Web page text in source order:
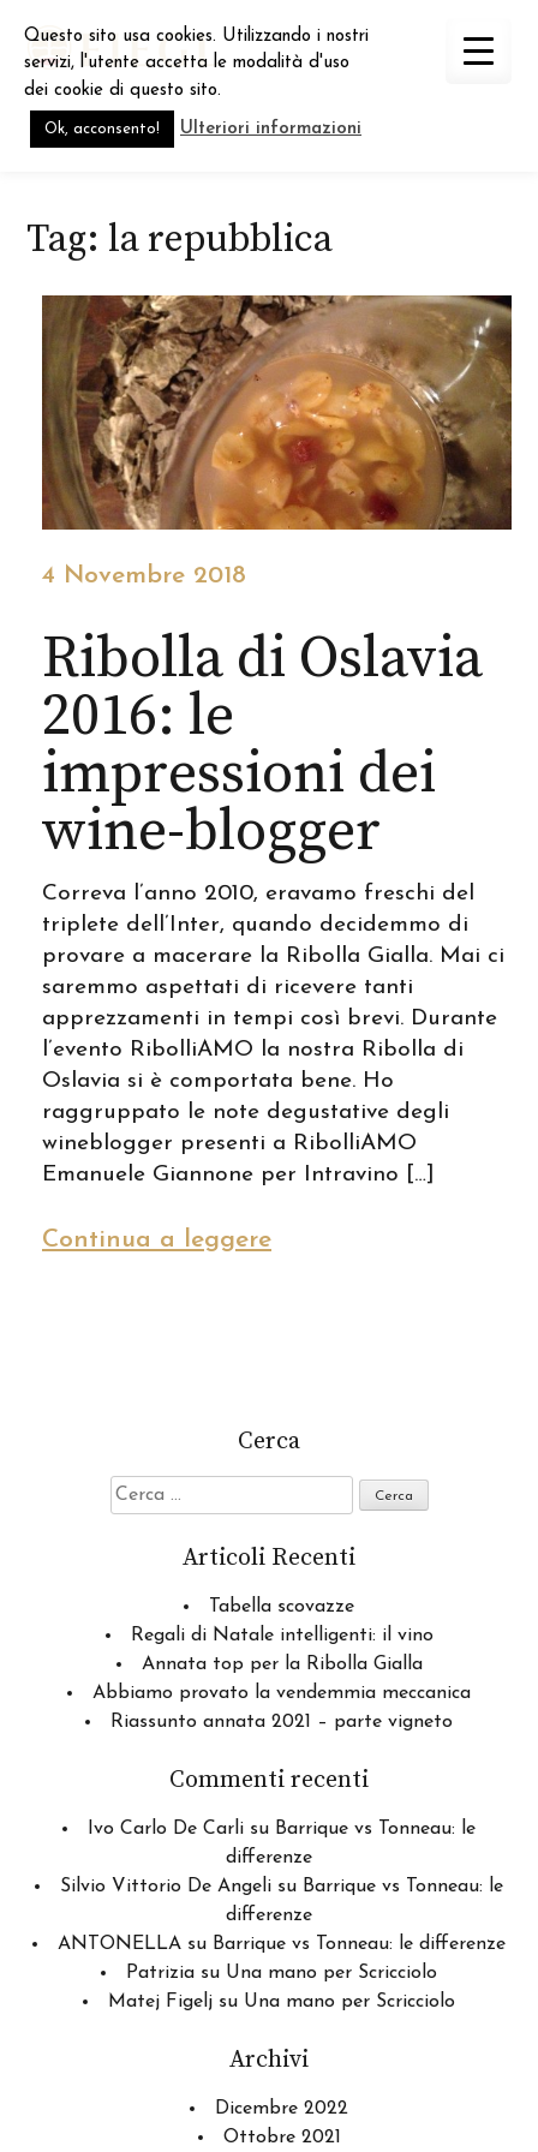
content
Tag: la repubblica
4 Novembre 2018
Ribolla di Oslavia
2016: le
impressioni dei
wine-blogger
Correva l’anno 2010, eravamo freschi del
triplete dell’Inter, quando decidemmo di
provare a macerare la Ribolla Gialla. Mai ci
saremmo aspettati di ricevere tanti
apprezzamenti in tempi così brevi. Durante
l’evento RibolliAMO la nostra Ribolla di
Oslavia si è comportata bene. Ho
raggruppato le note degustative degli
wineblogger presenti a RibolliAMO
Emanuele Giannone per Intravino […]
Continua a leggere
Cerca
Ricerca
per:
Articoli Recenti
Tabella scovazze
Regali di Natale intelligenti: il vino
Annata top per la Ribolla Gialla
Abbiamo provato la vendemmia meccanica
Riassunto annata 2021 – parte vigneto
Commenti recenti
Ivo Carlo De Carli su Barrique vs Tonneau: le
differenze
Silvio Vittorio De Angeli su Barrique vs Tonneau: le
differenze
ANTONELLA su Barrique vs Tonneau: le differenze
Patrizia su Una mano per Scricciolo
Matej Figelj su Una mano per Scricciolo
Archivi
Dicembre 2022
Ottobre 2021
Questo sito usa cookies. Utilizzando i nostri
servizi, l'utente accetta le modalità d'uso
dei cookie di questo sito.
Ok, acconsento! Ulteriori informazioni